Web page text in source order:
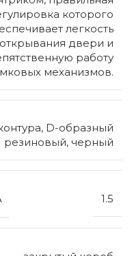
которого
легкость
открывания двери и
работу
механизмов.
D-образный
резиновый, черный
1.5